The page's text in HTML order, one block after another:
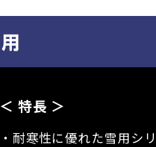
＜ 特長 ＞
・耐寒性に優れた雪用シ